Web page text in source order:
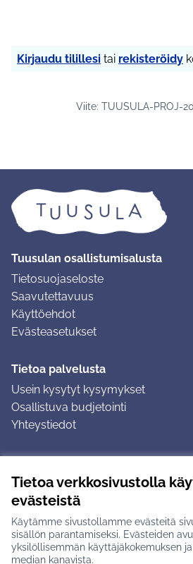
Tietoa verkkosivustolla
evästeistä
Käytämme sivustollamme evästeitä
sisällön parantamiseksi. Evästeiden
yksilöllisemmän käyttäjäkokemuksen
median kanavista.
Kirjaudu tilillesi tai rekisteröidy
Viite: TUUSULA-PROJ-
Tuusulan osallistumisalusta
Tietosuojaseloste
Saavutettavuus
Käyttöehdot
Evästeasetukset
Tietoa palvelusta
Usein kysytyt kysymykset
Osallistuva budjetointi
Yhteystiedot
Ohjeet kirjautumiseen
Ohjeet kommentin jättämiseen